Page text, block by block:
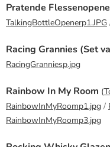
Pratende
TalkingBottleOpenerp1.JPG
Racing Grannies (Set
RacingGranniesp.jpg
Rainbow In My Room (
RainbowInMyRoomp1.jpg /
RainbowInMyRoomp3.jpg